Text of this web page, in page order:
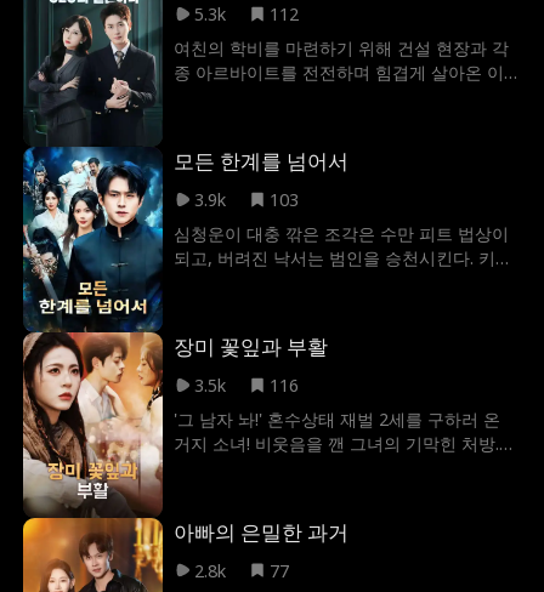
5.3k
112
여친의 학비를 마련하기 위해 건설 현장과 각
종 아르바이트를 전전하며 힘겹게 살아온 이
우연히 목격한 고찬그룹 CEO 고은월, 이시안
의 선량함과 순수함에 마음이 움직인 그녀는
사람은 드라마틱하게 혼인신고를 마치고 부부
가 되는데… 과연 이들의 운명은 어디로 향할
모든 한계를 넘어서
3.9k
103
심청운이 대충 깎은 조각은 수만 피트 법상이
되고, 버려진 낙서는 범인을 승천시킨다. 키우
하 최고 고수인 이웃들이 함께한다. 대하에 신
선은 없다지만, 그가 바로 신이다!
장미 꽃잎과 부활
3.5k
116
'그 남자 놔!' 혼수상태 재벌 2세를 구하러 온
거지 소녀! 비웃음을 깬 그녀의 기막힌 처방.
아빠의 은밀한 과거
2.8k
77